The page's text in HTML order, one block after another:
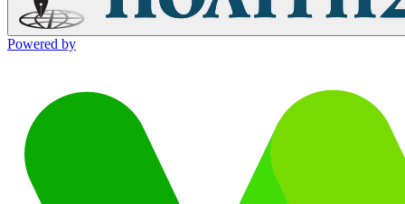
Powered by